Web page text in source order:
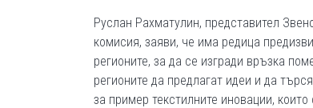
Руслан Рахматулин, представител
комисия, заяви, че има редица
регионите, за да се изгради връзка
регионите да предлагат идеи и да
за пример текстилните иновации,